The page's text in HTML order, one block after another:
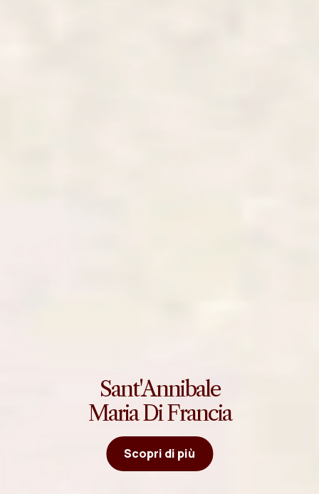
Sant'Annibale
Maria Di Francia
Scopri di più